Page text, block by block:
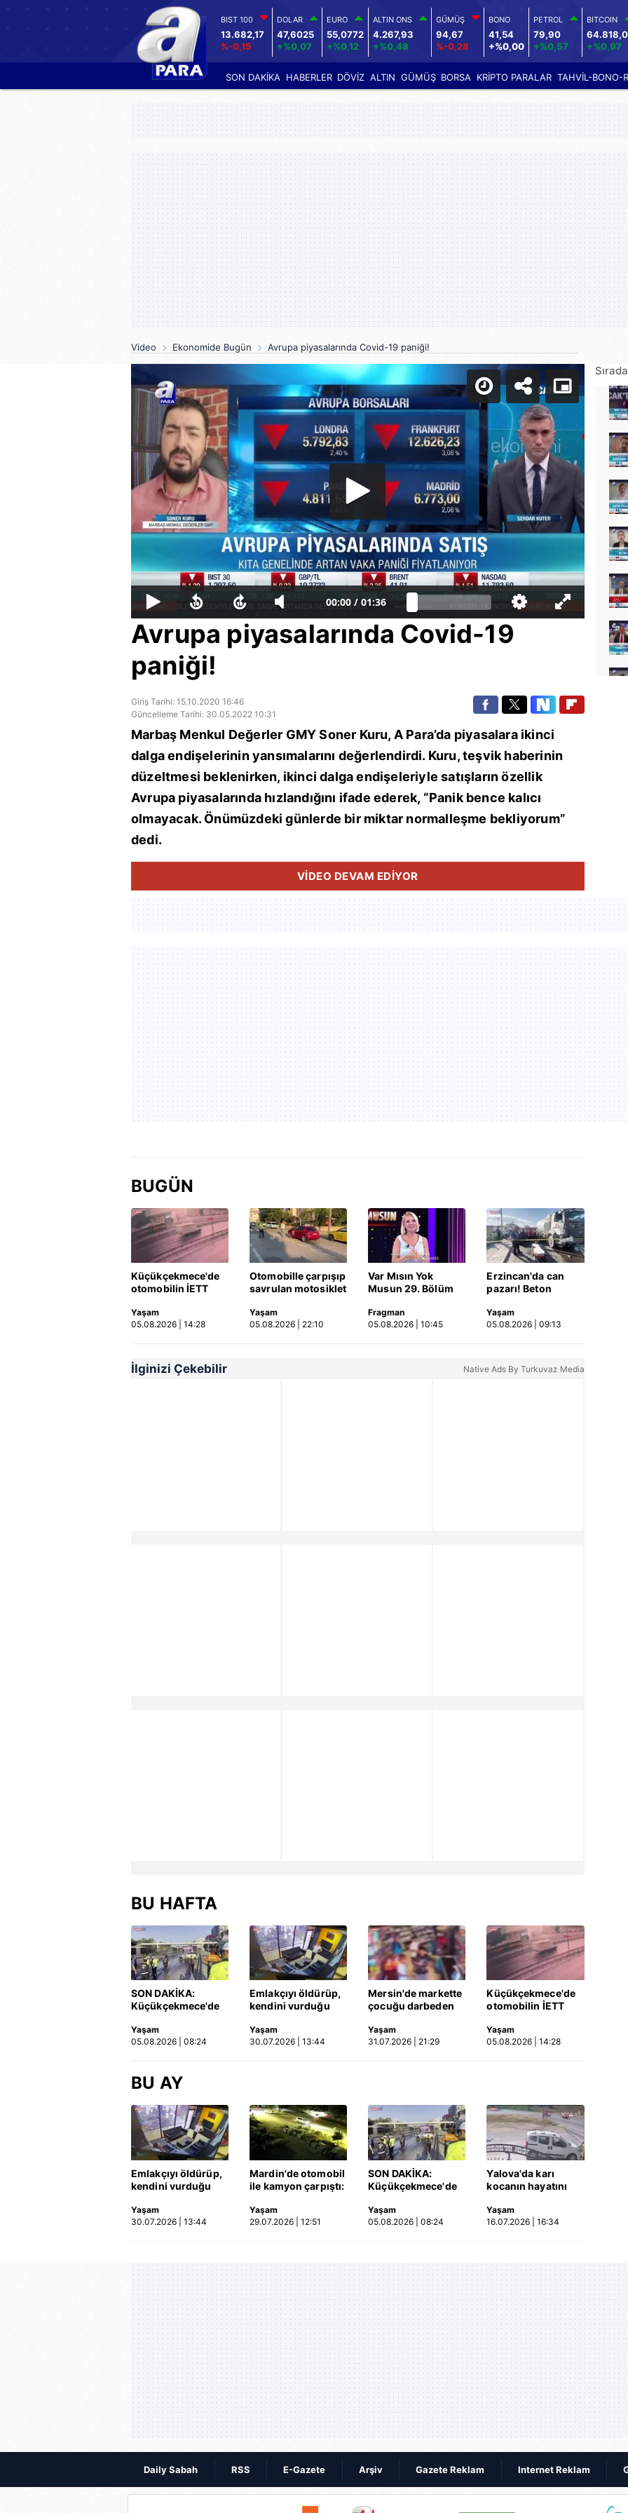
BIST 100
13.682,17
%-0,15
DOLAR
47,6025
+%0,07
EURO
55,0772
+%0,12
ALTIN ONS
4.267,93
+%0,48
GÜMÜŞ
94,67
%-0,28
BONO
41,54
+%0,00
PETROL
79,90
+%0,57
BITCOIN
+%0,97
SON DAKİKA HABERLER DÖVİZ ALTIN GÜMÜŞ BORSA KRİPTO PARALAR TAHVİL-BONO-
Video Ekonomide Bugün Avrupa piyasalarında Covid-19 paniği!
00:00 / 01:36
Avrupa piyasalarında Covid-19
paniği!
Giriş Tarihi: 15.10.2020 16:46
Güncelleme Tarihi: 30.05.2022 10:31
Marbaş Menkul Değerler GMY Soner Kuru, A Para’da piyasalara ikinci
dalga endişelerinin yansımalarını değerlendirdi. Kuru, teşvik haberinin
düzeltmesi beklenirken, ikinci dalga endişeleriyle satışların özellik
Avrupa piyasalarında hızlandığını ifade ederek, “Panik bence kalıcı
olmayacak. Önümüzdeki günlerde bir miktar normalleşme bekliyorum”
dedi.
VİDEO DEVAM EDİYOR
BUGÜN
Küçükçekmece'de
otomobilin İETT
kaza kamerada |
Video
Yaşam
05.08.2026 | 14:28
Otomobille çarpışıp
savrulan motosiklet
çarptı: 2 yaralı
Yaşam
05.08.2026 | 22:10
Var Mısın Yok
Musun 29. Bölüm
yayınlandı | Video
Fragman
05.08.2026 | 10:45
Erzincan'da can
pazarı! Beton
SUV'da anne ve
kızları ağır
Yaşam
05.08.2026 | 09:13
İlginizi Çekebilir Native Ads By Turkuvaz Media
BU HAFTA
SON DAKİKA:
Küçükçekmece'de
Otomobil, İETT
otobüsüne çarptı: 3
Yaşam
05.08.2026 | 08:24
Emlakçıyı öldürüp,
kendini vurduğu
ortaya çıktı | Video
Yaşam
30.07.2026 | 13:44
Mersin'de markette
çocuğu darbeden
Yaşam
31.07.2026 | 21:29
Küçükçekmece'de
otomobilin İETT
kaza kamerada |
Video
Yaşam
05.08.2026 | 14:28
BU AY
Emlakçıyı öldürüp,
kendini vurduğu
ortaya çıktı | Video
Yaşam
30.07.2026 | 13:44
Mardin'de otomobil
ile kamyon çarpıştı:
hayatını kaybetti!
Kaza anı kamerada
Yaşam
29.07.2026 | 12:51
SON DAKİKA:
Küçükçekmece'de
Otomobil, İETT
otobüsüne çarptı: 3
Yaşam
05.08.2026 | 08:24
Yalova'da karı
kocanın hayatını
motosiklet kazası
saniye saniye
Yaşam
16.07.2026 | 16:34
Daily Sabah RSS E-Gazete Arşiv Gazete Reklam Internet Reklam